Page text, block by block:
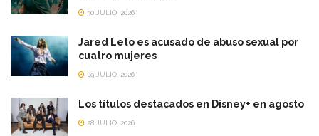
30 JULIO, 2026
Jared Leto es acusado de abuso sexual por
cuatro mujeres
29 JULIO, 2026
Los títulos destacados en Disney+ en agosto
28 JULIO, 2026